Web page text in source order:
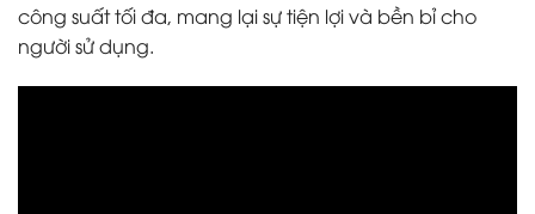
công suất tối đa, mang lại sự tiện lợi và bền bỉ cho
người sử dụng.